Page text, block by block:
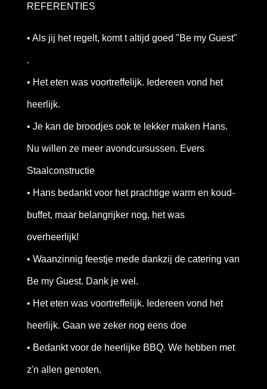
REFERENTIES
• Als jij het regelt, komt t altijd goed "Be my Guest"
.
• Het eten was voortreffelijk. Iedereen vond het
heerlijk.
• Je kan de broodjes ook te lekker maken Hans.
Nu willen ze meer avondcursussen. Evers
Staalconstructie
• Hans bedankt voor het prachtige warm en koud-
buffet, maar belangrijker nog, het was
overheerlijk!
• Waanzinnig feestje mede dankzij de catering van
Be my Guest. Dank je wel.
• Het eten was voortreffelijk. Iedereen vond het
heerlijk. Gaan we zeker nog eens doe
• Bedankt voor de heerlijke BBQ. We hebben met
z'n allen genoten.